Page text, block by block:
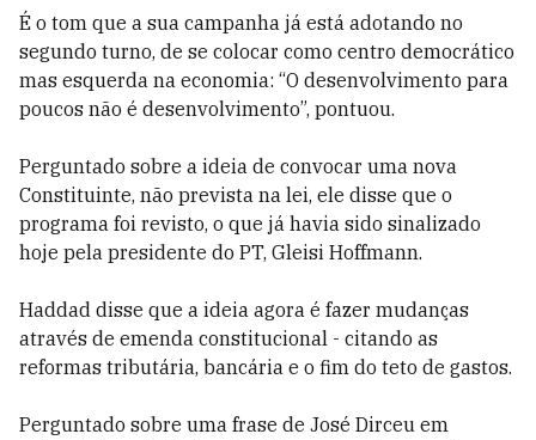
É o tom que a sua campanha já está adotando no
segundo turno, de se colocar como centro democrático
mas esquerda na economia: “O desenvolvimento para
poucos não é desenvolvimento”, pontuou.
Perguntado sobre a ideia de convocar uma nova
Constituinte, não prevista na lei, ele disse que o
programa foi revisto, o que já havia sido sinalizado
hoje pela presidente do PT, Gleisi Hoffmann.
Haddad disse que a ideia agora é fazer mudanças
através de emenda constitucional - citando as
reformas tributária, bancária e o fim do teto de gastos.
Perguntado sobre uma frase de José Dirceu em